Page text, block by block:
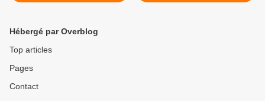
Hébergé par Overblog
Top articles
Pages
Contact